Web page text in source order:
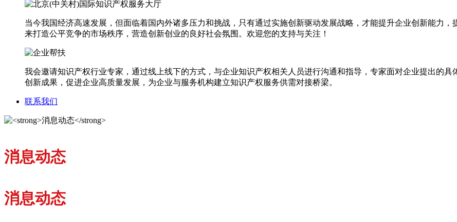
当今我国经济高速发展，但面临着国内外诸多压力和挑战，只有通过实施创新驱动发展战略，才能提升企业创新能力
来打造公平竞争的市场秩序，营造创新创业的良好社会氛围。欢迎您的支持与关注！
我会邀请知识产权行业专家，通过线上线下的方式，与企业知识产权相关人员进行沟通和指导，专家面对企业提出的
创新成果，促进企业高质量发展，为企业与服务机构建立知识产权服务供需对接桥梁。
联系我们
消息动态
消息动态